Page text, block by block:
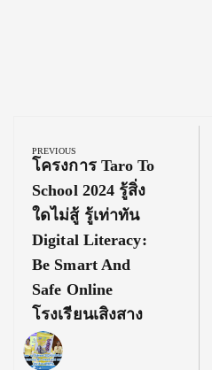
navigation
PREVIOUS
Previous
Post:
โครงการ Taro To
School 2024 รู้สิ่ง
ใดไม่สู้ รู้เท่าทัน
Digital Literacy:
Be Smart And
Safe Online
โรงเรียนเสิงสาง